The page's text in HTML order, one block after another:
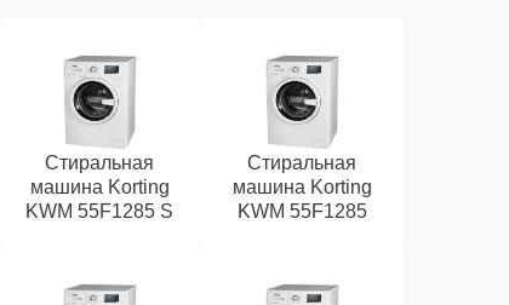
Стиральная
машина Korting
KWM 55F1285 S
Стиральная
машина Korting
KWM 55F1285